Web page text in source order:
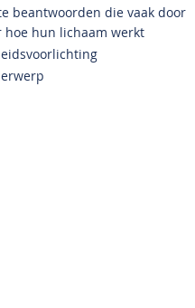
beantwoorden die vaak door
hoe hun lichaam werkt